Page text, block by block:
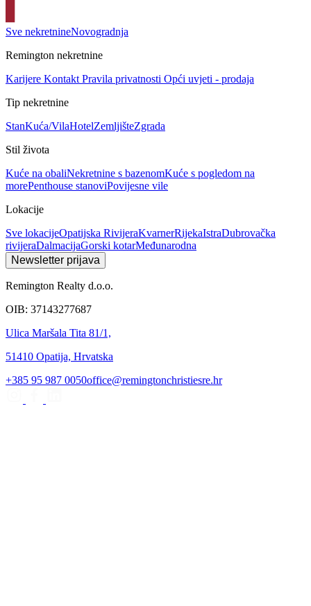
Sve nekretnineNovogradnja
Remington nekretnine
Karijere Kontakt Pravila privatnosti Opći uvjeti - prodaja
Tip nekretnine
StanKuća/VilaHotelZemljišteZgrada
Stil života
Kuće na obaliNekretnine s bazenomKuće s pogledom na
morePenthouse stanoviPovijesne vile
Lokacije
Sve lokacijeOpatijska RivijeraKvarnerRijekaIstraDubrovačka
rivijeraDalmacijaGorski kotarMeđunarodna
Newsletter prijava
Remington Realty d.o.o.
OIB: 37143277687
Ulica Maršala Tita 81/1,
51410 Opatija, Hrvatska
+385 95 987 0050office@remingtonchristiesre.hr